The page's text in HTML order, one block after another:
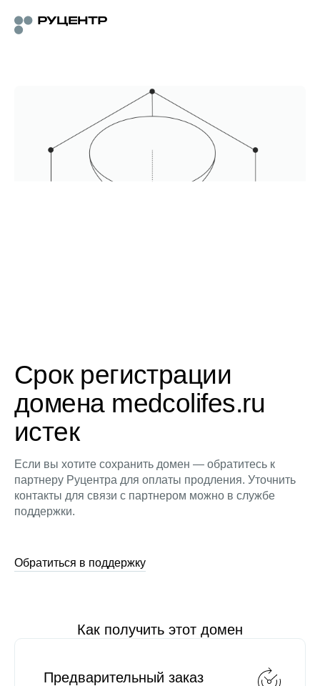
Срок регистрации
домена medcolifes.ru
истек
Если вы хотите сохранить домен — обратитесь к
партнеру Руцентра для оплаты продления. Уточнить
контакты для связи с партнером можно в службе
поддержки.
Обратиться в поддержку
Как получить этот домен
Предварительный заказ